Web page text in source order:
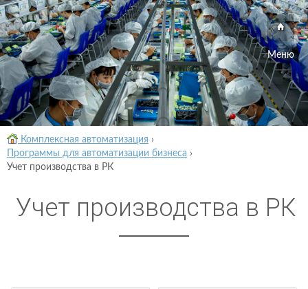
Меню
Комплексная автоматизация ›
Программы для автоматизации бизнеса ›
Учет производства в РК
Учет производства в РК